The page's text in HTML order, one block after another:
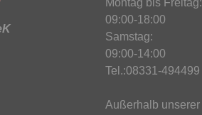
Montag bis Freitag:
09:00-18:00
Samstag:
09:00-14:00
Tel.:08331-494499
Außerhalb unserer